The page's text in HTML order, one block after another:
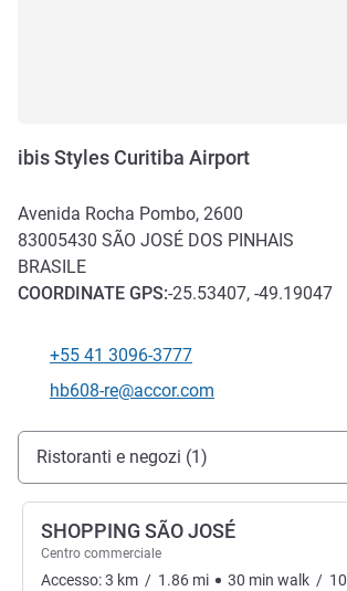
ibis Styles Curitiba Airport
Avenida Rocha Pombo, 2600
83005430 SÃO JOSÉ DOS PINHAIS
BRASILE
COORDINATE GPS:-25.53407, -49.19047
Telefono
+55 41 3096-3777
E-mail di contatto
hb608-re@accor.com
Accesso e trasporti
Ristoranti e negozi (1)
SHOPPING SÃO JOSÉ
Centro commerciale
Accesso:3 km / 1.86 mi 30 min walk / 10